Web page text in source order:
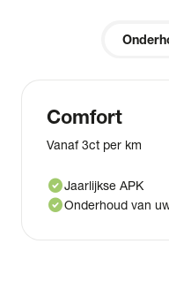
Comfort
Vanaf 3ct per km
check_circleJaarlijkse APK
check_circleOnderhoud van